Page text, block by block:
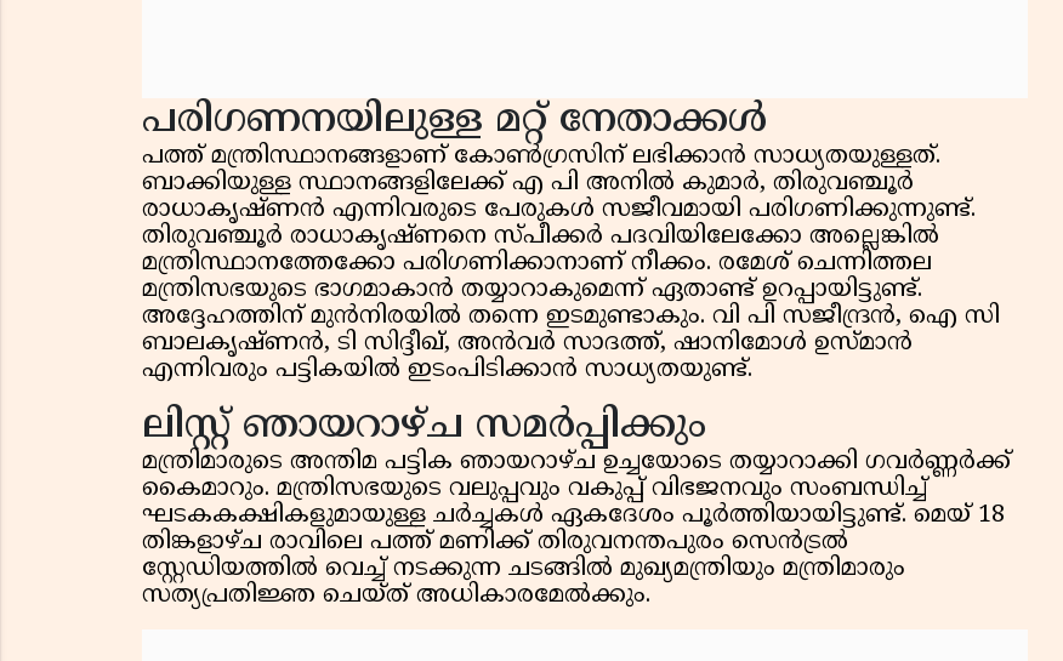
പരിഗണനയിലുള്ള മറ്റ് നേതാക്കൾ
പത്ത് മന്ത്രിസ്ഥാനങ്ങളാണ് കോൺഗ്രസിന് ലഭിക്കാൻ സാധ്യതയുള്ളത്.
ബാക്കിയുള്ള സ്ഥാനങ്ങളിലേക്ക് എ പി അനിൽ കുമാർ, തിരുവഞ്ചൂർ
രാധാകൃഷ്ണൻ എന്നിവരുടെ പേരുകൾ സജീവമായി പരിഗണിക്കുന്നുണ്ട്.
തിരുവഞ്ചൂർ രാധാകൃഷ്ണനെ സ്പീക്കർ പദവിയിലേക്കോ അല്ലെങ്കിൽ
മന്ത്രിസ്ഥാനത്തേക്കോ പരിഗണിക്കാനാണ് നീക്കം. രമേശ് ചെന്നിത്തല
മന്ത്രിസഭയുടെ ഭാഗമാകാൻ തയ്യാറാകുമെന്ന് ഏതാണ്ട് ഉറപ്പായിട്ടുണ്ട്.
അദ്ദേഹത്തിന് മുൻനിരയിൽ തന്നെ ഇടമുണ്ടാകും. വി പി സജീന്ദ്രൻ, ഐ സി
ബാലകൃഷ്ണൻ, ടി സിദ്ദീഖ്, അൻവർ സാദത്ത്, ഷാനിമോൾ ഉസ്മാൻ
എന്നിവരും പട്ടികയിൽ ഇടംപിടിക്കാൻ സാധ്യതയുണ്ട്.
ലിസ്റ്റ് ഞായറാഴ്ച സമർപ്പിക്കും
മന്ത്രിമാരുടെ അന്തിമ പട്ടിക ഞായറാഴ്ച ഉച്ചയോടെ തയ്യാറാക്കി ഗവർണ്ണർക്ക്
കൈമാറും. മന്ത്രിസഭയുടെ വലുപ്പവും വകുപ്പ് വിഭജനവും സംബന്ധിച്ച്
ഘടകകക്ഷികളുമായുള്ള ചർച്ചകൾ ഏകദേശം പൂർത്തിയായിട്ടുണ്ട്. മെയ് 18
തിങ്കളാഴ്ച രാവിലെ പത്ത് മണിക്ക് തിരുവനന്തപുരം സെൻട്രൽ
സ്റ്റേഡിയത്തിൽ വെച്ച് നടക്കുന്ന ചടങ്ങിൽ മുഖ്യമന്ത്രിയും മന്ത്രിമാരും
സത്യപ്രതിജ്ഞ ചെയ്ത് അധികാരമേൽക്കും.